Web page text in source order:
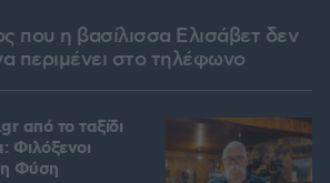
που η βασίλισσα Ελισάβετ δεν
περιμένει στο τηλέφωνο
από το ταξίδι
Φιλόξενοι
Φύση